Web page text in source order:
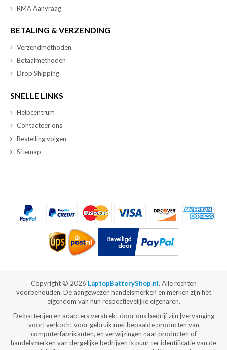
RMA Aanvraag
BETALING & VERZENDING
Verzendmethoden
Betaalmethoden
Drop Shipping
SNELLE LINKS
Helpcentrum
Contacteer ons
Bestelling volgen
Sitemap
Copyright © 2026 LaptopBatteryShop.nl. Alle rechten
voorbehouden. De aangewezen handelsmerken en merken zijn het
eigendom van hun respectievelijke eigenaren.
De batterijen en adapters verstrekt door ons bedrijf zijn [vervanging
voor] verkocht voor gebruik met bepaalde producten van
computerfabrikanten, en verwijzingen naar producten of
handelsmerken van dergelijke bedrijven is puur ter identificatie van de